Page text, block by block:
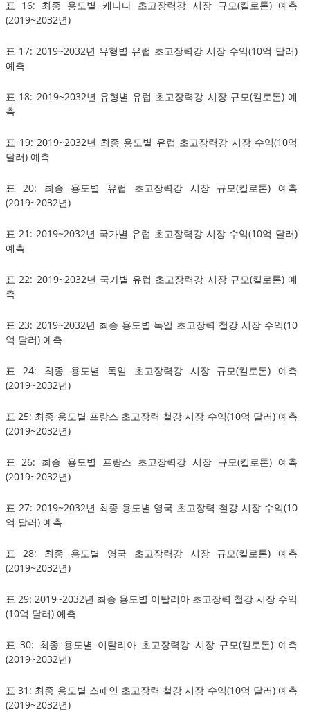
표 16: 최종 용도별 캐나다 초고장력강 시장 규모(킬로톤) 예측
(2019~2032년)
표 17: 2019~2032년 유형별 유럽 초고장력강 시장 수익(10억 달러)
예측
표 18: 2019~2032년 유형별 유럽 초고장력강 시장 규모(킬로톤) 예
측
표 19: 2019~2032년 최종 용도별 유럽 초고장력강 시장 수익(10억
달러) 예측
표 20: 최종 용도별 유럽 초고장력강 시장 규모(킬로톤) 예측
(2019~2032년)
표 21: 2019~2032년 국가별 유럽 초고장력강 시장 수익(10억 달러)
예측
표 22: 2019~2032년 국가별 유럽 초고장력강 시장 규모(킬로톤) 예
측
표 23: 2019~2032년 최종 용도별 독일 초고장력 철강 시장 수익(10
억 달러) 예측
표 24: 최종 용도별 독일 초고장력강 시장 규모(킬로톤) 예측
(2019~2032년)
표 25: 최종 용도별 프랑스 초고장력 철강 시장 수익(10억 달러) 예측
(2019~2032년)
표 26: 최종 용도별 프랑스 초고장력강 시장 규모(킬로톤) 예측
(2019~2032년)
표 27: 2019~2032년 최종 용도별 영국 초고장력 철강 시장 수익(10
억 달러) 예측
표 28: 최종 용도별 영국 초고장력강 시장 규모(킬로톤) 예측
(2019~2032년)
표 29: 2019~2032년 최종 용도별 이탈리아 초고장력 철강 시장 수익
(10억 달러) 예측
표 30: 최종 용도별 이탈리아 초고장력강 시장 규모(킬로톤) 예측
(2019~2032년)
표 31: 최종 용도별 스페인 초고장력 철강 시장 수익(10억 달러) 예측
(2019~2032년)